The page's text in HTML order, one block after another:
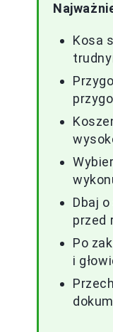
Kosa
Dbaj
przed
Po
i